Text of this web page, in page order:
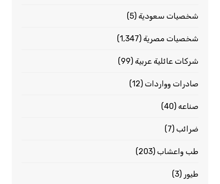
شخصيات سعودية(5)
شخصيات مصرية(1٬347)
شركات عائلية عربية(99)
صادرات وواردات(12)
صناعه(40)
ضرائب(7)
طب واعشاب(203)
طيور (3)